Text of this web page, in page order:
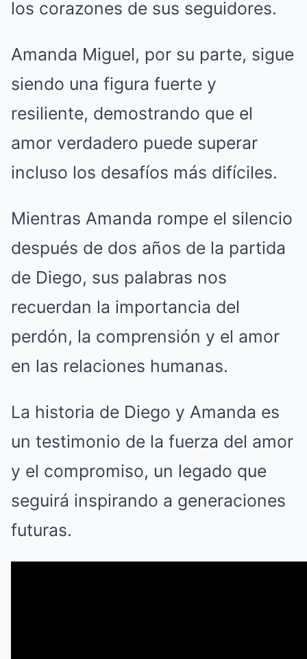
los corazones de sus seguidores.
Amanda Miguel, por su parte, sigue
siendo una figura fuerte y
resiliente, demostrando que el
amor verdadero puede superar
incluso los desafíos más difíciles.
Mientras Amanda rompe el silencio
después de dos años de la partida
de Diego, sus palabras nos
recuerdan la importancia del
perdón, la comprensión y el amor
en las relaciones humanas.
La historia de Diego y Amanda es
un testimonio de la fuerza del amor
y el compromiso, un legado que
seguirá inspirando a generaciones
futuras.